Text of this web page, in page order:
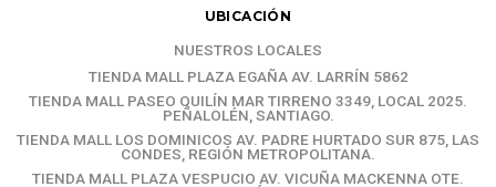
UBICACIÓN
NUESTROS LOCALES
TIENDA MALL PLAZA EGAÑA AV. LARRÍN 5862
TIENDA MALL PASEO QUILÍN MAR TIRRENO 3349, LOCAL 2025.
PEÑALOLÉN, SANTIAGO.
TIENDA MALL LOS DOMINICOS AV. PADRE HURTADO SUR 875, LAS
CONDES, REGIÓN METROPOLITANA.
TIENDA MALL PLAZA VESPUCIO AV. VICUÑA MACKENNA OTE.